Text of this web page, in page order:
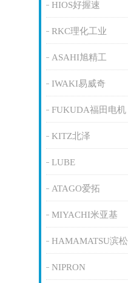
HIOS好握速
RKC理化工业
ASAHI旭精工
IWAKI易威奇
FUKUDA福田电机
KITZ北泽
LUBE
ATAGO爱拓
MIYACHI米亚基
HAMAMATSU滨松
NIPRON